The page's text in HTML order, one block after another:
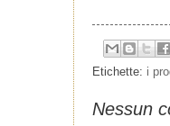
Etichette: i
Nessun